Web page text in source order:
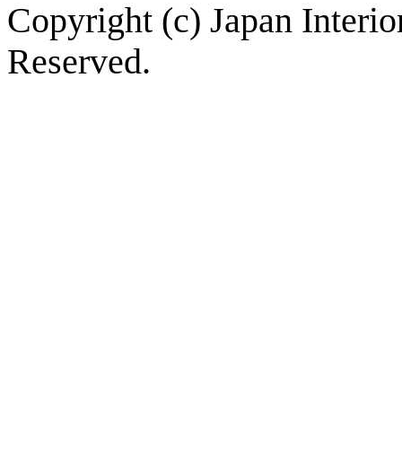
Copyright (c) Japan
Reserved.